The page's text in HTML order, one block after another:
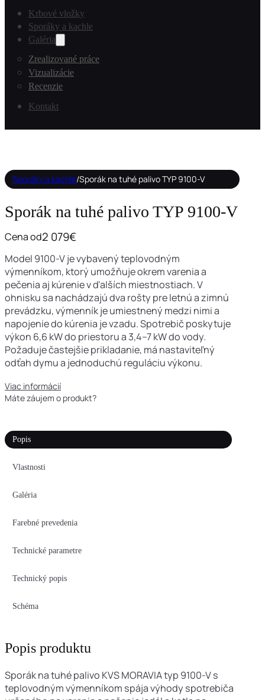
Krbové vložky
Sporáky a kachle
Galéria
Zrealizované práce
Vizualizácie
Recenzie
Kontakt
Sporáky a kachle/Sporák na tuhé palivo TYP 9100-V
Sporák na tuhé palivo TYP 9100-V
Cena od2 079€
Model 9100-V je vybavený teplovodným
výmenníkom, ktorý umožňuje okrem varenia a
pečenia aj kúrenie v ďalších miestnostiach. V
ohnisku sa nachádzajú dva rošty pre letnú a zimnú
prevádzku, výmenník je umiestnený medzi nimi a
napojenie do kúrenia je vzadu. Spotrebič poskytuje
výkon 6,6 kW do priestoru a 3,4–7 kW do vody.
Požaduje častejšie prikladanie, má nastaviteľný
odťah dymu a jednoduchú reguláciu výkonu.
Viac informácií
Máte záujem o produkt?
Popis
Vlastnosti
Galéria
Farebné prevedenia
Technické parametre
Technický popis
Schéma
Popis produktu
Sporák na tuhé palivo KVS MORAVIA typ 9100-V s
teplovodným výmenníkom spája výhody spotrebiča